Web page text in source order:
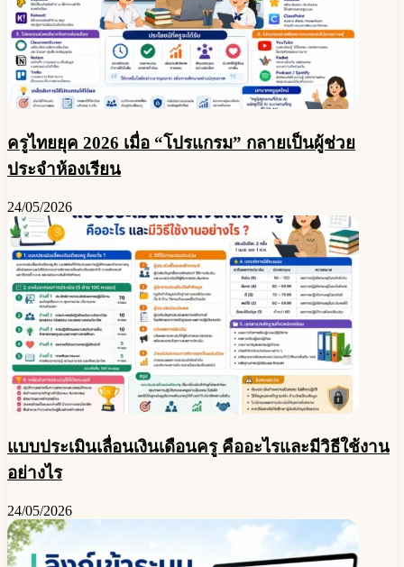
เน้น
ปลูก
ฝัง
ประชาธิปไตย
ครูไทยยุค 2026 เมื่อ “โปรแกรม” กลายเป็นผู้ช่วย
ประจำห้องเรียน
24/05/2026
แบบประเมินเลื่อนเงินเดือนครู คืออะไรและมีวิธีใช้งาน
อย่างไร
24/05/2026